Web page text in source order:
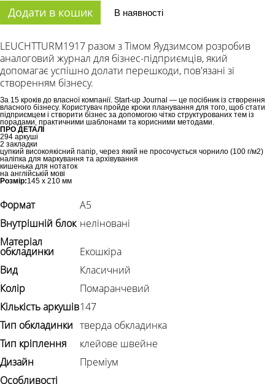
Додати в кошик В наявності
LEUCHTTURM1917 разом з Тімом Яудзимсом розробив
аналоговий журнал для бізнес-підприємців, який
допомагає успішно долати перешкоди, пов'язані зі
створенням бізнесу.
За 15 кроків до власної компанії. Start-up Journal — це посібник із створення
власного бізнесу. Користувач пройде кроки планування для того, щоб стати
підприємцем і створити бізнес за допомогою чітко структурованих тем із
порадами, практичними шаблонами та корисними методами.
ПРО ДЕТАЛІ
294 аркуші
2 закладки
цупкий високоякісний папір, через який не просочується чорнило (100 г/м2)
наліпка для маркування та архівування
кишенька для нотаток
на англійській мові
Розмір:145 х 210 мм
Формат
А5
Внутрішній блок неліновані
Матеріал
обкладинки
Екошкіра
Вид
Класичний
Колір
Помаранчевий
Кількість аркушів147
Тип обкладинки тверда обкладинка
Тип кріплення
клейове швейне
Дизайн
Преміум
Особливості